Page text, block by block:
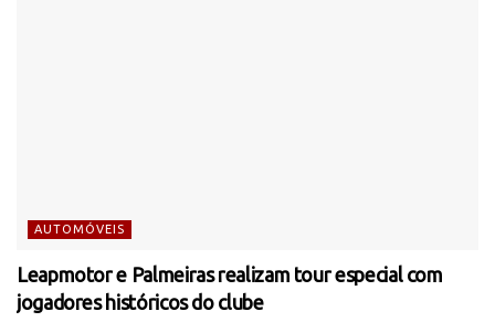
AUTOMÓVEIS
Leapmotor e Palmeiras realizam tour especial com
jogadores históricos do clube